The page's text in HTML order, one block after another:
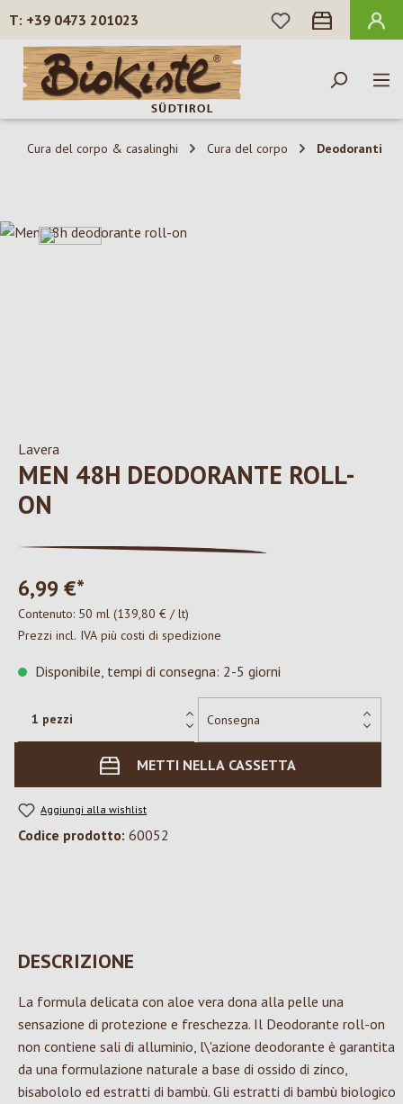
Passa al contenuto principale
+39 0473 201023
HAI 0 ARTICOLI
Cura del corpo & casalinghi Cura del corpo Deodoranti
Salta la galleria di immagini
Lavera
MEN 48H DEODORANTE ROLL-
ON
6,99 €*
Contenuto: 50 ml (139,80 € / lt)
Prezzi incl. IVA più costi di spedizione
Disponibile, tempi di consegna: 2-5 giorni
METTI NELLA CASSETTA
Aggiungi alla wishlist
Codice prodotto: 60052
DESCRIZIONE
La formula delicata con aloe vera dona alla pelle una
sensazione di protezione e freschezza. Il Deodorante roll-on
non contiene sali di alluminio, l\'azione deodorante è garantita
da una formulazione naturale a base di ossido di zinco,
bisabololo ed estratti di bambù. Gli estratti di bambù biologico